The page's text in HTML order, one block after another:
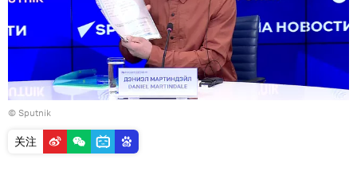
© Sputnik
关注